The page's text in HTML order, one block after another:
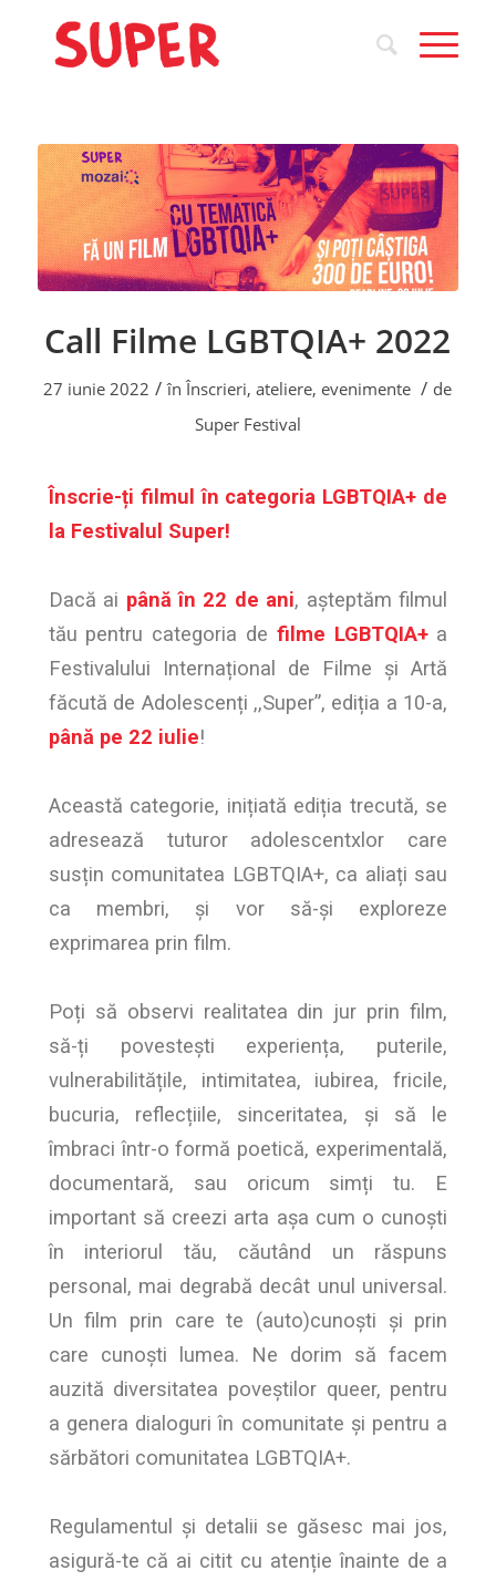
Call Filme LGBTQIA+ 2022
27 iunie 2022 / înÎnscrieri, ateliere, evenimente / de
Super Festival
Înscrie-ți filmul în categoria LGBTQIA+ de
la Festivalul Super!
Dacă ai până în 22 de ani, așteptăm filmul
tău pentru categoria de filme LGBTQIA+a
Festivalului Internațional de Filme și Artă
făcută de Adolescenți ,,Super”, ediția a 10-a,
până pe 22 iulie!
Această categorie, inițiată ediția trecută, se
adresează tuturor adolescentxlor care
susțin comunitatea LGBTQIA+, ca aliați sau
ca membri, și vor să-și exploreze
exprimarea prin film.
Poți să observi realitatea din jur prin film,
să-ți povestești experiența, puterile,
vulnerabilitățile, intimitatea, iubirea, fricile,
bucuria, reflecțiile, sinceritatea, și să le
îmbraci într-o formă poetică, experimentală,
documentară, sau oricum simți tu. E
important să creezi arta așa cum o cunoști
în interiorul tău, căutând un răspuns
personal, mai degrabă decât unul universal.
Un film prin care te (auto)cunoști și prin
care cunoști lumea. Ne dorim să facem
auzită diversitatea poveștilor queer, pentru
a genera dialoguri în comunitate și pentru a
sărbători comunitatea LGBTQIA+.
Regulamentul și detalii se găsesc mai jos,
asigură-te că ai citit cu atenție înainte de a